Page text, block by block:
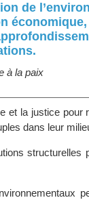
de
économique,
à la paix
et la justice pour
dans leur
structurelles